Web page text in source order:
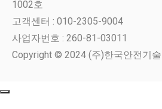
1002호
고객센터 : 010-2305-9004
사업자번호 : 260-81-03011
Copyright © 2024 (주)한국안전기